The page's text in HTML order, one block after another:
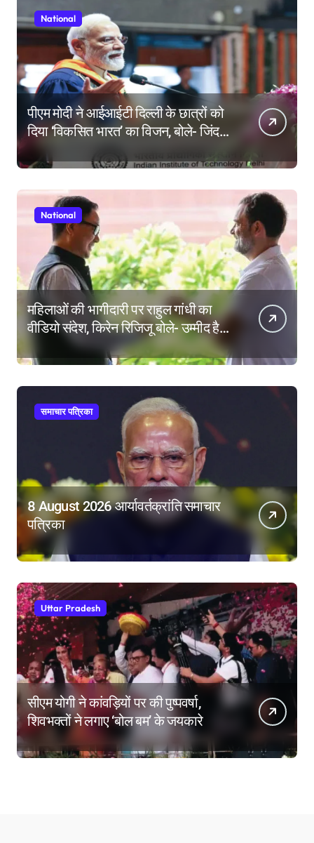
National
पीएम मोदी ने आईआईटी दिल्ली के छात्रों को
दिया ‘विकसित भारत’ का विजन, बोले- जिंदगी
की परीक्षा में सब कुछ आउट ऑफ सिलेबस
होता है
National
महिलाओं की भागीदारी पर राहुल गांधी का
वीडियो संदेश, किरेन रिजिजू बोले- उम्मीद है
महिला आरक्षण बिल का बिना शर्त करेंगे
समर्थन
समाचार पत्रिका
8 August 2026 आर्यावर्तक्रांति समाचार
पत्रिका
Uttar Pradesh
सीएम योगी ने कांवड़ियों पर की पुष्पवर्षा,
शिवभक्तों ने लगाए ‘बोल बम’ के जयकारे